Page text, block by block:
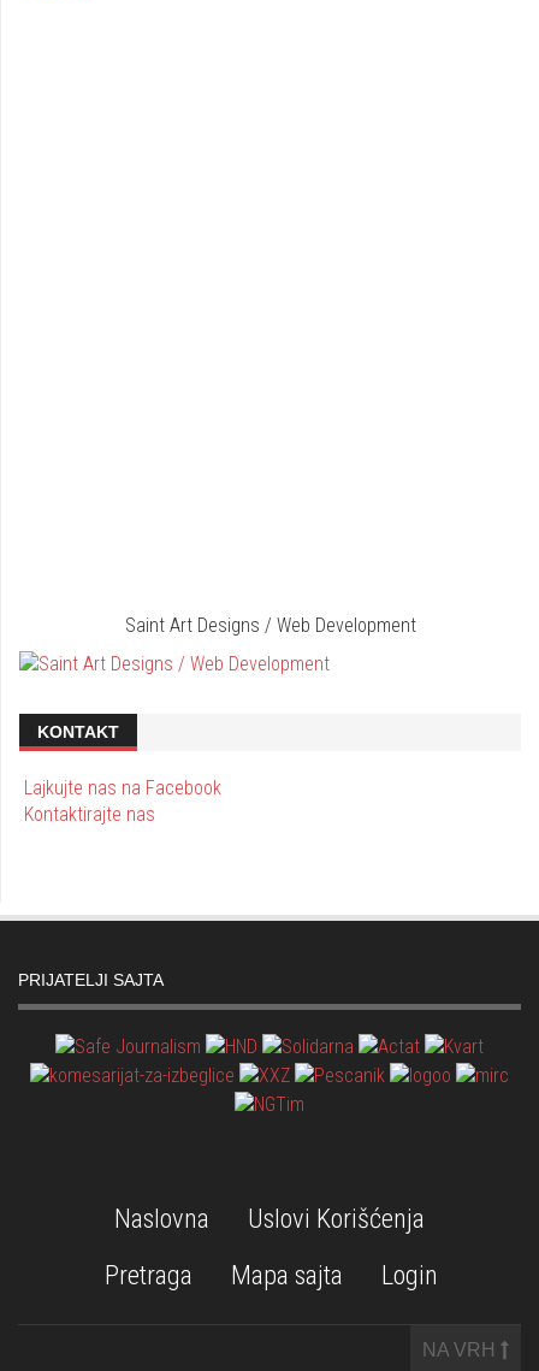
Saint Art Designs / Web Development
KONTAKT
Lajkujte nas na Facebook
Kontaktirajte nas
PRIJATELJI SAJTA
Naslovna
Uslovi Korišćenja
Pretraga
Mapa sajta Login
NA VRH